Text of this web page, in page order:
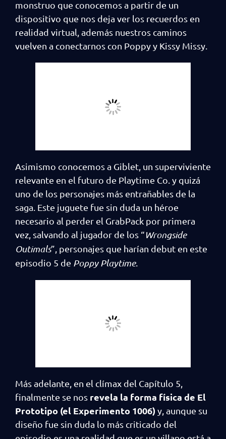
monstruo que conocemos a partir de un
dispositivo que nos deja ver los recuerdos en
realidad virtual, además nuestros caminos
vuelven a conectarnos con Poppy y Kissy Missy.
Asimismo conocemos a Giblet, un superviviente
relevante en el futuro de Playtime Co. y quizá
uno de los personajes más entrañables de la
saga. Este juguete fue sin duda un héroe
necesario al perder el GrabPack por primera
vez, salvando al jugador de los “Wrongside
Outimals”, personajes que harían debut en este
episodio 5 de Poppy Playtime.
Más adelante, en el clímax del Capítulo 5,
finalmente se nos revela la forma física de El
Prototipo (el Experimento 1006)y, aunque su
diseño fue sin duda lo más criticado del